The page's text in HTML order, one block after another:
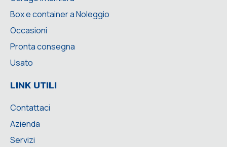
Box e container a Noleggio
Occasioni
Pronta consegna
Usato
LINK UTILI
Contattaci
Azienda
Servizi